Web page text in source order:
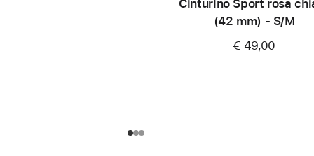
Cinturino Sport rosa
(42 mm) - S/M
€ 49,00